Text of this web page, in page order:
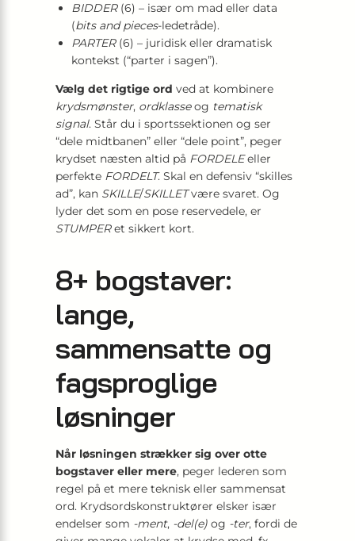
BIDDER(6) – især om mad eller data
(bits and pieces-ledetråde).
PARTER(6) – juridisk eller dramatisk
kontekst (“parter i sagen”).
Vælg det rigtige ord ved at kombinere
krydsmønster, ordklasseog tematisk
signal. Står du i sportssektionen og ser
“dele midtbanen” eller “dele point”, peger
krydset næsten altid på FORDELEeller
perfekte FORDELT. Skal en defensiv “skilles
ad”, kan SKILLE/SKILLETvære svaret. Og
lyder det som en pose reservedele, er
STUMPERet sikkert kort.
8+ bogstaver:
lange,
sammensatte og
fagsproglige
løsninger
Når løsningen strækker sig over otte
bogstaver eller mere, peger lederen som
regel på et mere teknisk eller sammensat
ord. Krydsordskonstruktører elsker især
endelser som -ment, -del(e) og -ter, fordi de